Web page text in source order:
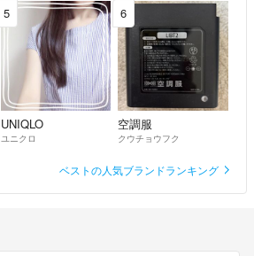
5
UNIQLO
ユニクロ
6
空調服
クウチョウフク
ベストの人気ブランドランキング